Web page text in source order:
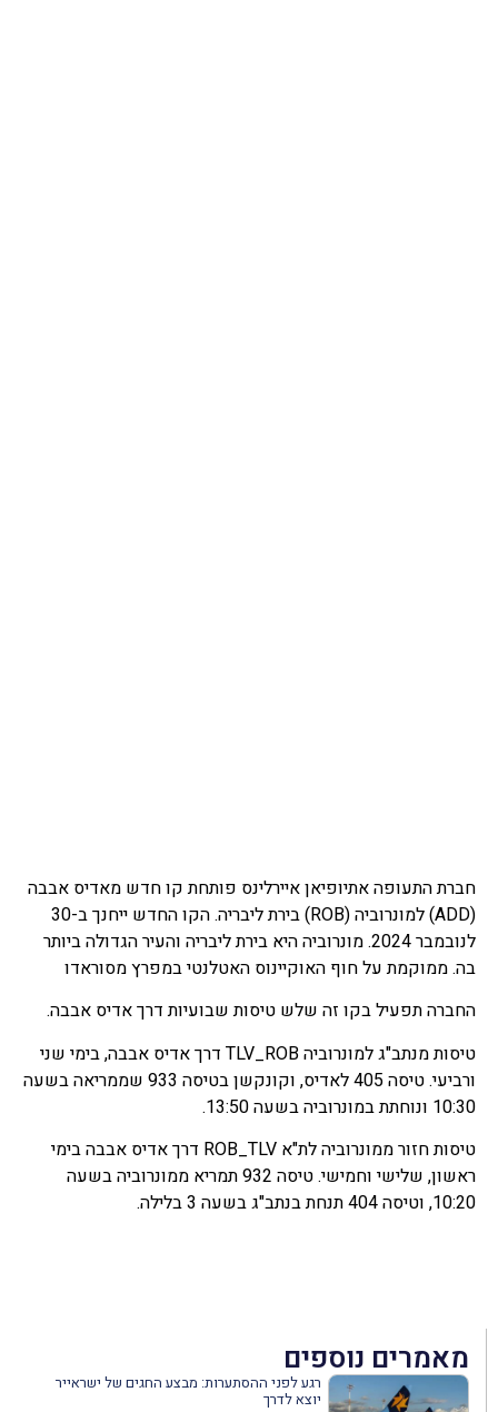
חברת התעופה אתיופיאן איירלינס פותחת קו חדש מאדיס אבבה
(ADD) למונרוביה (ROB) בירת ליבריה. הקו החדש ייחנך ב-30
לנובמבר 2024. מונרוביה היא בירת ליבריה והעיר הגדולה ביותר
בה. ממוקמת על חוף האוקיינוס האטלנטי במפרץ מסוראדו
החברה תפעיל בקו זה שלש טיסות שבועיות דרך אדיס אבבה.
טיסות מנתב"ג למונרוביה TLV_ROB דרך אדיס אבבה, בימי שני
ורביעי. טיסה 405 לאדיס, וקונקשן בטיסה 933 שממריאה בשעה
10:30 ונוחתת במונרוביה בשעה 13:50.
טיסות חזור ממונרוביה לת"א ROB_TLV דרך אדיס אבבה בימי
ראשון, שלישי וחמישי. טיסה 932 תמריא ממונרוביה בשעה
10:20, וטיסה 404 תנחת בנתב"ג בשעה 3 בלילה.
מאמרים נוספים
רגע לפני ההסתערות: מבצע החגים של ישראייר
יוצא לדרך